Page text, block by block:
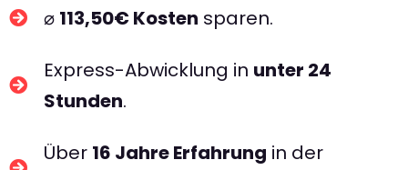
⌀ 113,50€ Kosten sparen.
Express-Abwicklung in unter 24
Stunden.
Über 16 Jahre Erfahrung in der